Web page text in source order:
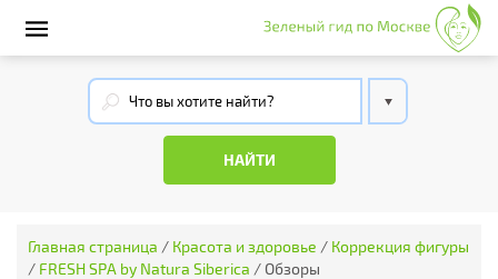
Главная страница / Красота и здоровье / Коррекция фигуры
/ FRESH SPA by Natura Siberica / Обзоры